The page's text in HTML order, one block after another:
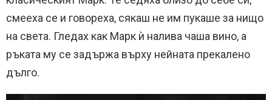
смееха се и говореха, сякаш не им пукаше за нищо
на света. Гледах как Марк ѝ налива чаша вино, а
ръката му се задържа върху нейната прекалено
дълго.